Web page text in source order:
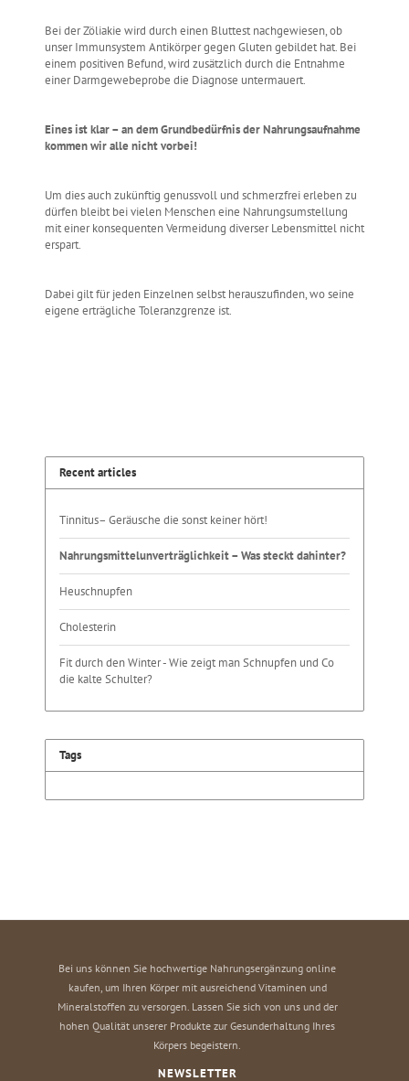
Bei der Zöliakie wird durch einen Bluttest nachgewiesen, ob
unser Immunsystem Antikörper gegen Gluten gebildet hat. Bei
einem positiven Befund, wird zusätzlich durch die Entnahme
einer Darmgewebeprobe die Diagnose untermauert.
Eines ist klar – an dem Grundbedürfnis der Nahrungsaufnahme
kommen wir alle nicht vorbei!
Um dies auch zukünftig genussvoll und schmerzfrei erleben zu
dürfen bleibt bei vielen Menschen eine Nahrungsumstellung
mit einer konsequenten Vermeidung diverser Lebensmittel nicht
erspart.
Dabei gilt für jeden Einzelnen selbst herauszufinden, wo seine
eigene erträgliche Toleranzgrenze ist.
Recent articles
Tinnitus– Geräusche die sonst keiner hört!
Nahrungsmittelunverträglichkeit – Was steckt dahinter?
Heuschnupfen
Cholesterin
Fit durch den Winter - Wie zeigt man Schnupfen und Co
die kalte Schulter?
Tags
Bei uns können Sie hochwertige Nahrungsergänzung online
kaufen, um Ihren Körper mit ausreichend Vitaminen und
Mineralstoffen zu versorgen. Lassen Sie sich von uns und der
hohen Qualität unserer Produkte zur Gesunderhaltung Ihres
Körpers begeistern.
NEWSLETTER